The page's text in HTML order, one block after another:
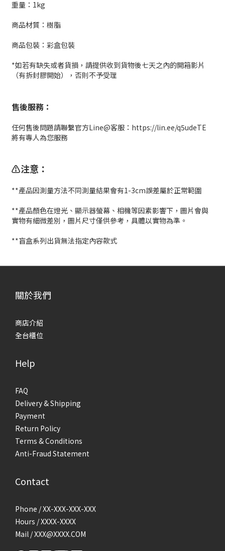
重量：1kg
商品材質：樹脂
商品包裝：彩盒包裝
*如若有缺失或者貨損，請提供收到貨物後七天之內的開箱影片
（有拆封膠開始），否則不予受理
售後服務：
任何售後問題請聯繫官方Line@客服：https://lin.ee/q5udeTE
將有專人為您服務
⚠️注意：
**產品因測量方法不同測量結果會有1-3cm誤差屬於正常範圍
**產品顏色在燈光、顯示器螢幕、相機等因素影響下，圖片會與
實物有細微差別，圖片尺寸僅供參考，具體以實物為準。
**盲盒系列出貨無法指定內容款式
關於我們
商店介紹
全台櫃位
Help
FAQ
Delivery & Shipping
Payment
Return Policy
Terms & Conditions
Anti-Fraud Statement
Contact
Phone / XX-XXX-XXX-XXX
Hours / XXXX-XXXX
Mail / XXX@XXXX.COM